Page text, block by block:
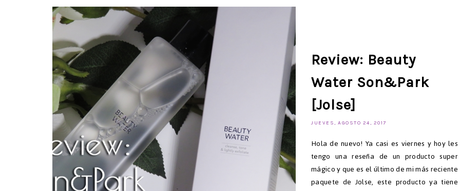
Review: Beauty
Water Son&Park
[Jolse]
JUEVES, AGOSTO 24, 2017
Hola de nuevo! Ya casi es viernes y hoy les
tengo una reseña de un producto super
mágico y que es el último de mi más reciente
paquete de Jolse, este producto ya tiene